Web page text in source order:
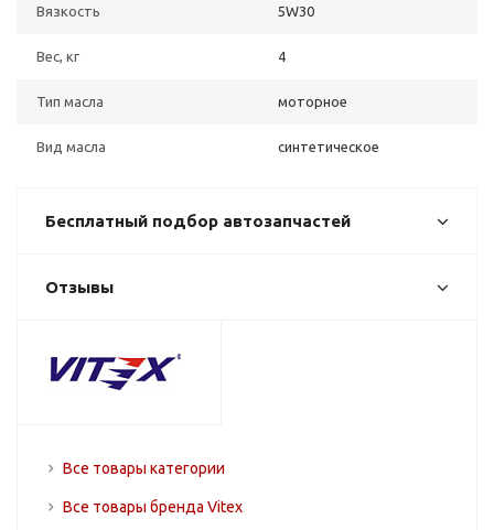
Вязкость 5W30
Вес, кг 4
Тип масла моторное
Вид масла синтетическое
Бесплатный подбор автозапчастей
Отзывы
Все товары категории
Все товары бренда Vitex